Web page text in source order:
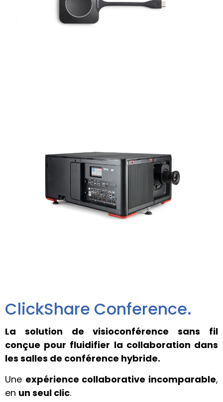
ClickShare Conference.
La solution de visioconférence sans fil
conçue pour fluidifier la collaboration dans
les salles de conférence hybride.
Une expérience collaborative incomparable,
en un seul clic.